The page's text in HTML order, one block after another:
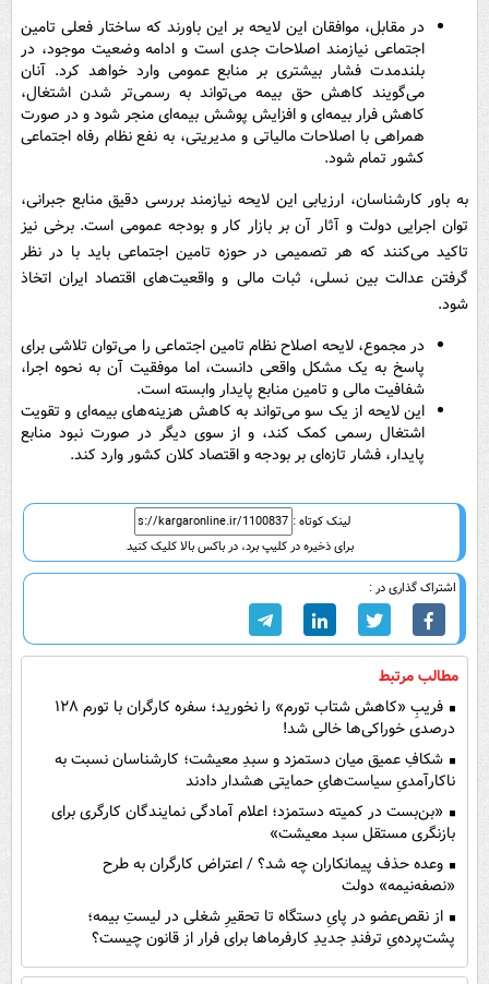
در مقابل، موافقان این لایحه بر این باورند که ساختار فعلی تامین
اجتماعی نیازمند اصلاحات جدی است و ادامه وضعیت موجود، در
بلندمدت فشار بیشتری بر منابع عمومی وارد خواهد کرد. آنان
می‌گویند کاهش حق بیمه می‌تواند به رسمی‌تر شدن اشتغال،
کاهش فرار بیمه‌ای و افزایش پوشش بیمه‌ای منجر شود و در صورت
همراهی با اصلاحات مالیاتی و مدیریتی، به نفع نظام رفاه اجتماعی
کشور تمام شود.
به باور کارشناسان، ارزیابی این لایحه نیازمند بررسی دقیق منابع جبرانی،
توان اجرایی دولت و آثار آن بر بازار کار و بودجه عمومی است. برخی نیز
تاکید می‌کنند که هر تصمیمی در حوزه تامین اجتماعی باید با در نظر
گرفتن عدالت بین نسلی، ثبات مالی و واقعیت‌های اقتصاد ایران اتخاذ
شود.
در مجموع، لایحه اصلاح نظام تامین اجتماعی را می‌توان تلاشی برای
پاسخ به یک مشکل واقعی دانست، اما موفقیت آن به نحوه اجرا،
شفافیت مالی و تامین منابع پایدار وابسته است.
این لایحه از یک سو می‌تواند به کاهش هزینه‌های بیمه‌ای و تقویت
اشتغال رسمی کمک کند، و از سوی دیگر در صورت نبود منابع
پایدار، فشار تازه‌ای بر بودجه و اقتصاد کلان کشور وارد کند.
لینک کوتاه :
برای ذخیره در کلیپ برد، در باکس بالا کلیک کنید
اشتراک گذاری در :
مطالب مرتبط
فریبِ «کاهش شتاب تورم» را نخورید؛ سفره کارگران با تورم ۱۲۸
درصدی خوراکی‌ها خالی شد!
شکافِ عمیق میان دستمزد و سبدِ معیشت؛ کارشناسان نسبت به
ناکارآمدیِ سیاست‌هایِ حمایتی هشدار دادند
«بن‌بست در کمیته دستمزد؛ اعلام آمادگی نمایندگان کارگری برای
بازنگری مستقل سبد معیشت»
وعده حذف پیمانکاران چه شد؟ / اعتراض کارگران به طرح
«نصفه‌نیمه» دولت
از نقص‌عضو در پایِ دستگاه تا تحقیرِ شغلی در لیستِ بیمه؛
پشت‌پرده‌یِ ترفندِ جدیدِ کارفرماها برای فرار از قانون چیست؟